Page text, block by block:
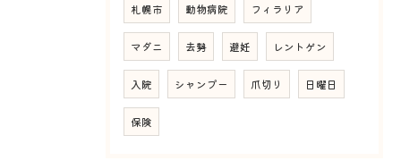
札幌市 動物病院 フィラリア
マダニ 去勢 避妊 レントゲン
入院 シャンプー 爪切り 日曜日
保険